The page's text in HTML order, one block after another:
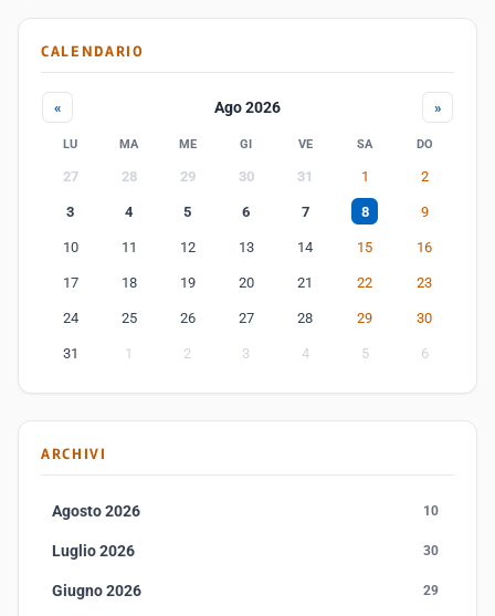
CALENDARIO
« Ago 2026 »
LU MA ME GI VE SA DO
27 28 29 30 31 1 2
3 4 5 6 7 8 9
10 11 12 13 14 15 16
17 18 19 20 21 22 23
24 25 26 27 28 29 30
31 1 2 3 4 5 6
ARCHIVI
Agosto 2026 10
Luglio 2026 30
Giugno 2026 29